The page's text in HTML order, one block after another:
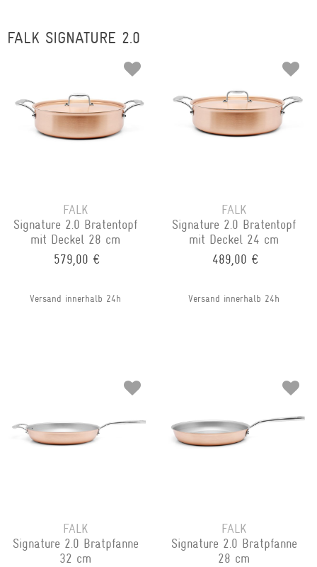
FALK SIGNATURE 2.0
FALK
Signature 2.0 Bratentopf
mit Deckel 28 cm
579,00 €
Versand innerhalb 24h
FALK
Signature 2.0 Bratentopf
mit Deckel 24 cm
489,00 €
Versand innerhalb 24h
FALK
Signature 2.0 Bratpfanne
32 cm
FALK
Signature 2.0 Bratpfanne
28 cm